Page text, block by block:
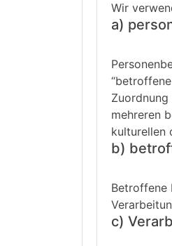
Wir
a)
mehreren
kulturellen
b)
Betroffene
c)